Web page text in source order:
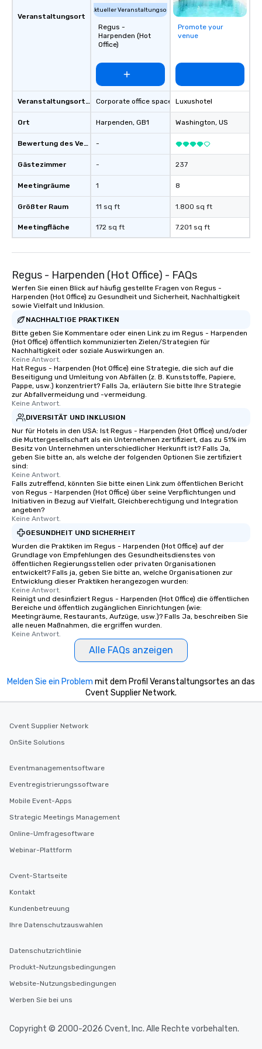
different locations!
connections create a
collaborative
communication
Veranstaltungsort
Veranstaltungsortstyp
Ort
Bewertung des Veranstaltungsortes
Gästezimmer
Meetingräume
Größter Raum
Meetingfläche
Aktueller Veranstaltungsort
Regus -
Harpenden (Hot
Office)
Corporate office space
Harpenden, GB1
-
-
1
11 sq ft
172 sq ft
Promote your
venue
Luxushotel
Washington, US
237
8
1.800 sq ft
7.201 sq ft
Regus - Harpenden (Hot Office) - FAQs
Werfen Sie einen Blick auf häufig gestellte Fragen von Regus -
Harpenden (Hot Office) zu Gesundheit und Sicherheit, Nachhaltigkeit
sowie Vielfalt und Inklusion.
NACHHALTIGE PRAKTIKEN
Bitte geben Sie Kommentare oder einen Link zu im Regus - Harpenden
(Hot Office) öffentlich kommunizierten Zielen/Strategien für
Nachhaltigkeit oder soziale Auswirkungen an.
Keine Antwort.
Hat Regus - Harpenden (Hot Office) eine Strategie, die sich auf die
Beseitigung und Umleitung von Abfällen (z. B. Kunststoffe, Papiere,
Pappe, usw.) konzentriert? Falls Ja, erläutern Sie bitte Ihre Strategie
zur Abfallvermeidung und -vermeidung.
Keine Antwort.
DIVERSITÄT UND INKLUSION
Nur für Hotels in den USA: Ist Regus - Harpenden (Hot Office) und/oder
die Muttergesellschaft als ein Unternehmen zertifiziert, das zu 51% im
Besitz von Unternehmen unterschiedlicher Herkunft ist? Falls Ja,
geben Sie bitte an, als welche der folgenden Optionen Sie zertifiziert
sind:
Keine Antwort.
Falls zutreffend, könnten Sie bitte einen Link zum öffentlichen Bericht
von Regus - Harpenden (Hot Office) über seine Verpflichtungen und
Initiativen in Bezug auf Vielfalt, Gleichberechtigung und Integration
angeben?
Keine Antwort.
GESUNDHEIT UND SICHERHEIT
Wurden die Praktiken im Regus - Harpenden (Hot Office) auf der
Grundlage von Empfehlungen des Gesundheitsdienstes von
öffentlichen Regierungsstellen oder privaten Organisationen
entwickelt? Falls ja, geben Sie bitte an, welche Organisationen zur
Entwicklung dieser Praktiken herangezogen wurden:
Keine Antwort.
Reinigt und desinfiziert Regus - Harpenden (Hot Office) die öffentlichen
Bereiche und öffentlich zugänglichen Einrichtungen (wie:
Meetingräume, Restaurants, Aufzüge, usw.)? Falls Ja, beschreiben Sie
alle neuen Maßnahmen, die ergriffen wurden.
Keine Antwort.
Alle FAQs anzeigen
Melden Sie ein Problem mit dem Profil Veranstaltungsortes an das
Cvent Supplier Network.
Cvent Supplier Network
OnSite Solutions
Eventmanagementsoftware
Eventregistrierungssoftware
Mobile Event-Apps
Strategic Meetings Management
Online-Umfragesoftware
Webinar-Plattform
Cvent-Startseite
Kontakt
Kundenbetreuung
Ihre Datenschutzauswahlen
Datenschutzrichtlinie
Produkt-Nutzungsbedingungen
Website-Nutzungsbedingungen
Werben Sie bei uns
Copyright © 2000-2026 Cvent, Inc. Alle Rechte vorbehalten.